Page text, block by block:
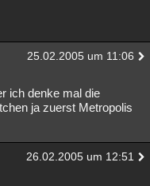
Neue Geschlossen
25.02.2005 um 11:06
ich denke mal die
ja zuerst Metropolis
26.02.2005 um 12:51